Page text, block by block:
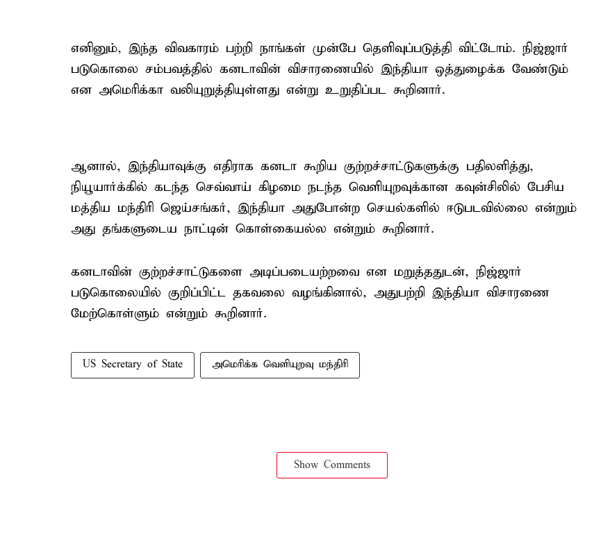
எனினும், இந்த விவகாரம் பற்றி நாங்கள் முன்பே தெளிவுப்படுத்தி விட்டோம். நிஜ்ஜார்
படுகொலை சம்பவத்தில் கனடாவின் விசாரணையில் இந்தியா ஒத்துழைக்க வேண்டும்
என அமெரிக்கா வலியுறுத்தியுள்ளது என்று உறுதிப்பட கூறினார்.
ஆனால், இந்தியாவுக்கு எதிராக கனடா கூறிய குற்றச்சாட்டுகளுக்கு பதிலளித்து,
நியூயார்க்கில் கடந்த செவ்வாய் கிழமை நடந்த வெளியுறவுக்கான கவுன்சிலில் பேசிய
மத்திய மந்திரி ஜெய்சங்கர், இந்தியா அதுபோன்ற செயல்களில் ஈடுபடவில்லை என்றும்
அது தங்களுடைய நாட்டின் கொள்கையல்ல என்றும் கூறினார்.
கனடாவின் குற்றச்சாட்டுகளை அடிப்படையற்றவை என மறுத்ததுடன், நிஜ்ஜார்
படுகொலையில் குறிப்பிட்ட தகவலை வழங்கினால், அதுபற்றி இந்தியா விசாரணை
மேற்கொள்ளும் என்றும் கூறினார்.
US Secretary of State அமெரிக்க வெளியுறவு மந்திரி
Show Comments